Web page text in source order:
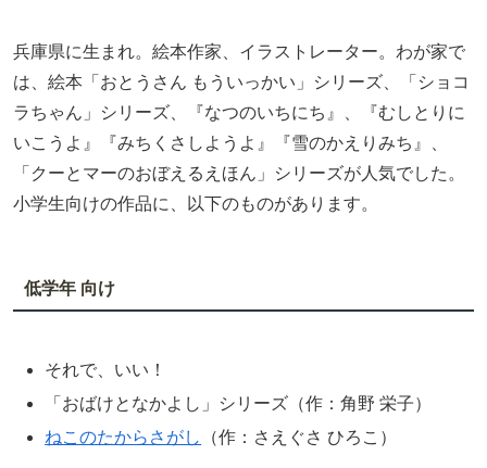
兵庫県に生まれ。絵本作家、イラストレーター。わが家で
は、絵本「おとうさん もういっかい」シリーズ、「ショコ
ラちゃん」シリーズ、『なつのいちにち』、『むしとりに
いこうよ』『みちくさしようよ』『雪のかえりみち』、
「クーとマーのおぼえるえほん」シリーズが人気でした。
小学生向けの作品に、以下のものがあります。
低学年 向け
それで、いい！
「おばけとなかよし」シリーズ（作：角野 栄子）
ねこのたからさがし
（作：さえぐさ ひろこ）